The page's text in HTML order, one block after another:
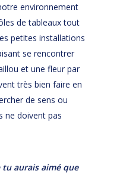
environnement
de tableaux tout
petites installations
se rencontrer
et une fleur par
très bien faire en
de sens ou
ne doivent pas
tu aurais aimé que